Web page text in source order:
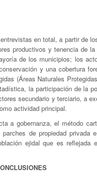
en total, a partir de
productivos y tenencia de
de los municipios; los
y una cobertura
(Áreas Naturales
la participación de la
secundario y terciario, a
actividad principal.
a gobernanza, el método
parches de propiedad
ejidal que es